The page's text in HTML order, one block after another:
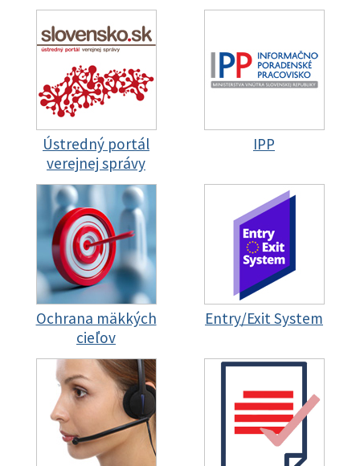
Ústredný portál
verejnej správy
IPP
Ochrana mäkkých
cieľov
Entry/Exit System